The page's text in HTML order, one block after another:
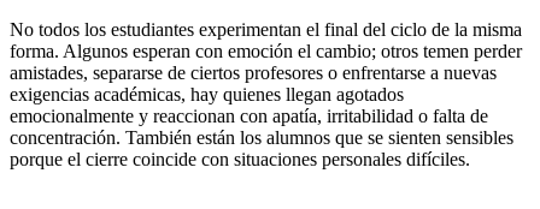
No todos los estudiantes experimentan el final del ciclo de la misma
forma. Algunos esperan con emoción el cambio; otros temen perder
amistades, separarse de ciertos profesores o enfrentarse a nuevas
exigencias académicas, hay quienes llegan agotados
emocionalmente y reaccionan con apatía, irritabilidad o falta de
concentración. También están los alumnos que se sienten sensibles
porque el cierre coincide con situaciones personales difíciles.